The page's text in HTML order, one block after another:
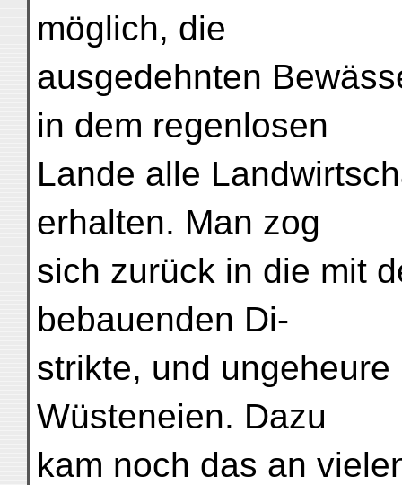
möglich, die
ausgedehnten
in dem regenlosen
Lande alle
erhalten. Man zog
sich zurück in die mit
bebauenden Di-
strikte, und
Wüsteneien. Dazu
kam noch das an